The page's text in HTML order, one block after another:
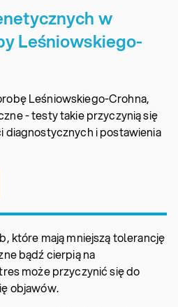
w
Leśniowskiego-
Leśniowskiego-Crohna,
- testy takie przyczynią się
diagnostycznych i postawienia
które mają mniejszą tolerancję
bądź cierpią na
może przyczynić się do
objawów.